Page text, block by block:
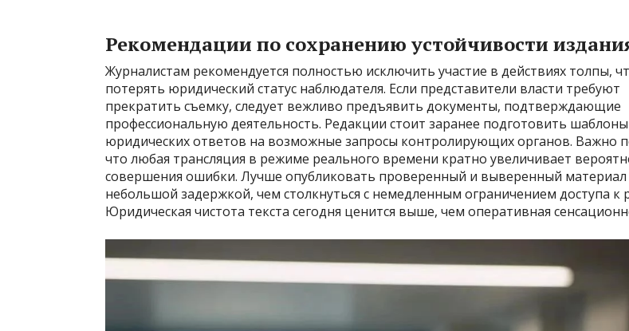
Рекомендации по сохранению устойчивости
Журналистам рекомендуется полностью исключить участие в действиях толпы,
потерять юридический статус наблюдателя. Если представители власти требуют
прекратить съемку, следует вежливо предъявить документы, подтверждающие
профессиональную деятельность. Редакции стоит заранее подготовить шаблоны
юридических ответов на возможные запросы контролирующих органов. Важно
что любая трансляция в режиме реального времени кратно увеличивает
совершения ошибки. Лучше опубликовать проверенный и выверенный материал
небольшой задержкой, чем столкнуться с немедленным ограничением доступа к
Юридическая чистота текста сегодня ценится выше, чем оперативная